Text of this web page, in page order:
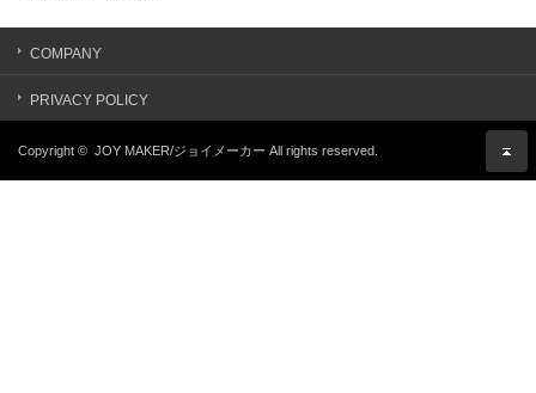
COMPANY
PRIVACY POLICY
Copyright © JOY MAKER/ジョイメーカー All rights reserved.